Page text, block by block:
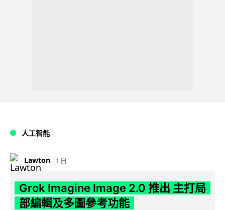
人工智能
Lawton 1 日
Grok Imagine Image 2.0 推出 主打局
部編輯及多圖參考功能